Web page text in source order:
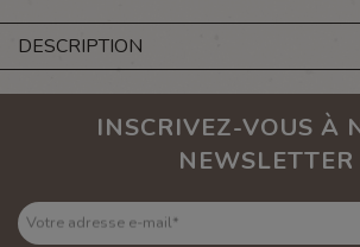
DESCRIPTION
INSCRIVEZ-VOUS À
NEWSLETTER
Votre adresse e-mail*